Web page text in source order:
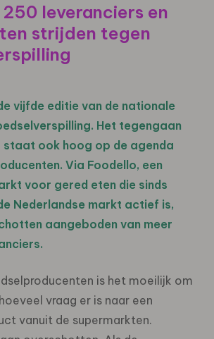
leveranciers en
strijden tegen
vijfde editie van de nationale
Het tegengaan
staat ook hoog op de agenda
Via Foodello, een
voor gered eten die sinds
Nederlandse markt actief is,
aangeboden van meer
is het moeilijk om
vraag er is naar een
vanuit de supermarkten.